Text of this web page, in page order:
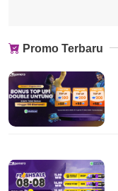
Promo Terbaru